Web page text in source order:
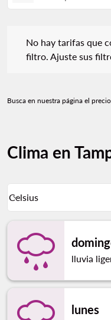
No hay tarifas que
filtro. Ajuste sus
Busca en nuestra página el
Clima en
Celsius
keyboard_arrow_down
lluvia
lunes